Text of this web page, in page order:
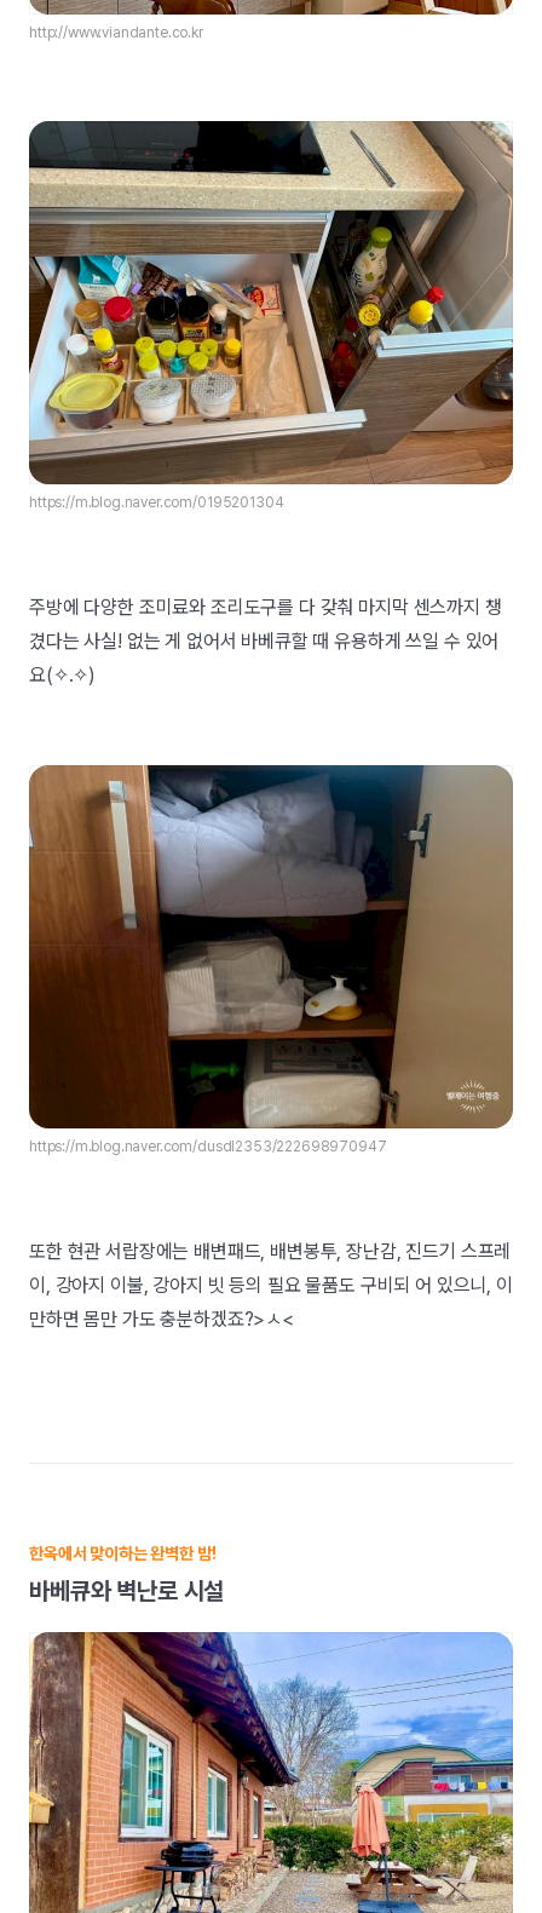
http://www.viandante.co.kr
https://m.blog.naver.com/0195201304
주방에 다양한 조미료와 조리도구를 다 갖춰 마지막 센스까지 챙
겼다는 사실! 없는 게 없어서 바베큐할 때 유용하게 쓰일 수 있어
요(✧.✧)
https://m.blog.naver.com/dusdl2353/222698970947
또한 현관 서랍장에는 배변패드, 배변봉투, 장난감, 진드기 스프레
이, 강아지 이불, 강아지 빗 등의 필요 물품도 구비되 어 있으니, 이
만하면 몸만 가도 충분하겠죠?>ㅅ<
한옥에서 맞이하는 완벽한 밤!
바베큐와 벽난로 시설